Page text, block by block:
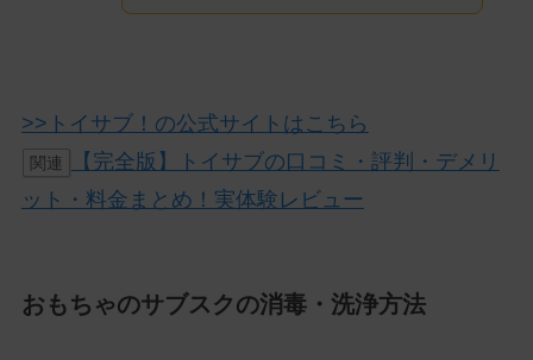
>>トイサブ！の公式サイトはこちら
関連
【完全版】トイサブの口コミ・評判・デメリ
ット・料金まとめ！実体験レビュー
おもちゃのサブスクの消毒・洗浄方法